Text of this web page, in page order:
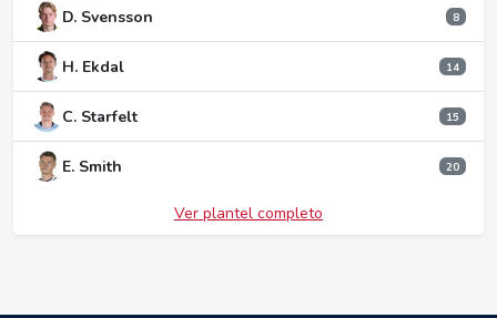
D. Svensson 8
H. Ekdal 14
C. Starfelt 15
E. Smith 20
Ver plantel completo